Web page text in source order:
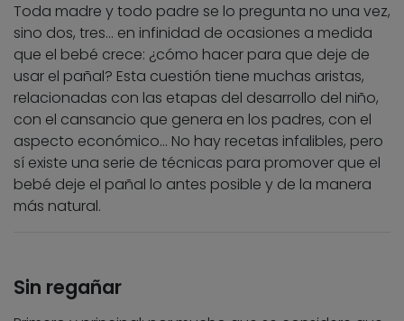
Toda madre y todo padre se lo pregunta no una vez,
sino dos, tres… en infinidad de ocasiones a medida
que el bebé crece: ¿cómo hacer para que deje de
usar el pañal? Esta cuestión tiene muchas aristas,
relacionadas con las etapas del desarrollo del niño,
con el cansancio que genera en los padres, con el
aspecto económico… No hay recetas infalibles, pero
sí existe una serie de técnicas para promover que el
bebé deje el pañal lo antes posible y de la manera
más natural.
Sin regañar